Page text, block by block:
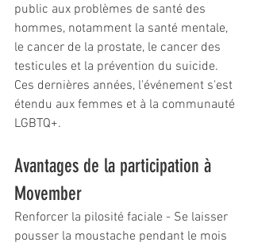
public aux problèmes de santé des
hommes, notamment la santé mentale,
le cancer de la prostate, le cancer des
testicules et la prévention du suicide.
Ces dernières années, l'événement s'est
étendu aux femmes et à la communauté
LGBTQ+.
Avantages de la participation à
Movember
Renforcer la pilosité faciale - Se laisser
pousser la moustache pendant le mois